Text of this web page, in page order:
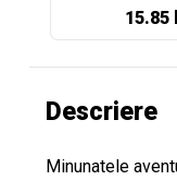
15.85
Descriere
Minunatele